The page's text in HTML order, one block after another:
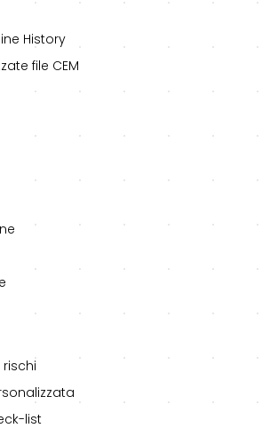
History
file CEM
list